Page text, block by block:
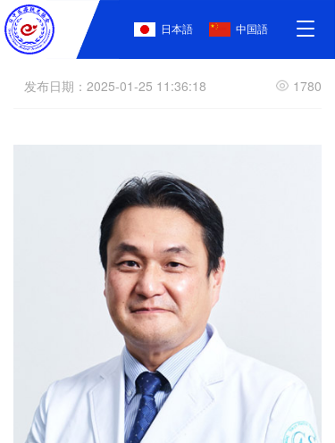
日本語 中国語
T
g
g
永川 裕一 东京医科大学
发布日期：2025-01-25 11:36:18 1780